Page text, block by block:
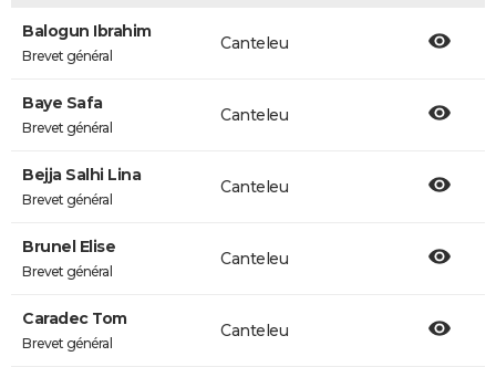
Balogun Ibrahim
Brevet général
Canteleu
Baye Safa
Brevet général
Canteleu
Bejja Salhi Lina
Brevet général
Canteleu
Brunel Elise
Brevet général
Canteleu
Caradec Tom
Brevet général
Canteleu